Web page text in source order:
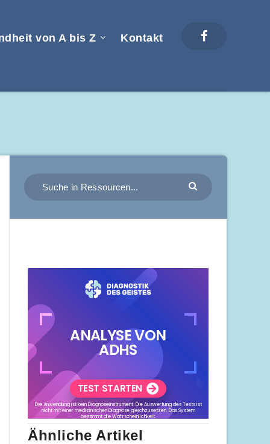
von A bis Z Kontakt
Ähnliche Artikel